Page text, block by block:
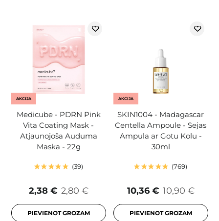
AKCIJA
Medicube - PDRN Pink
Vita Coating Mask -
Atjaunojoša Auduma
Maska - 22g
39
2,80 €
2,38 €
PIEVIENOT GROZAM
AKCIJA
SKIN1004 - Madagascar
Centella Ampoule - Sejas
Ampula ar Gotu Kolu -
30ml
769
10,90 €
10,36 €
PIEVIENOT GROZAM